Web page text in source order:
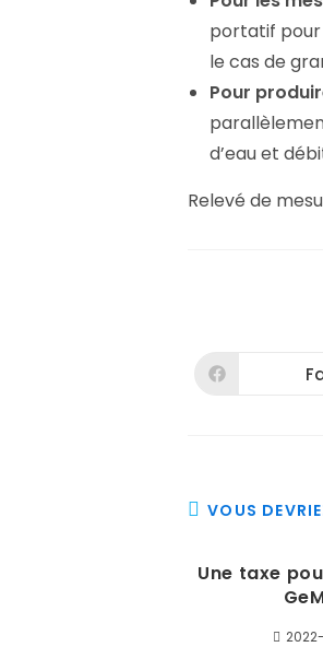
portatif pour
le cas de
Pour
d’eau et
Relevé de
VOUS
Une taxe Les